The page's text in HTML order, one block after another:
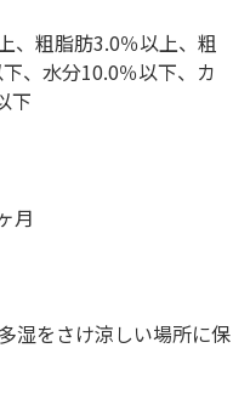
、粗脂肪3.0％以上、粗
、水分10.0％以下、カ
下
月
湿をさけ涼しい場所に保